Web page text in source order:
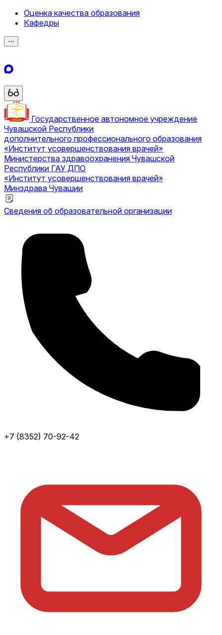
Оценка качества образования
Кафедры
⋯
Государственное автономное учреждение
Чувашской Республики
дополнительного профессионального образования
«Институт усовершенствования врачей»
Министерства здравоохранения Чувашской
Республики ГАУ ДПО
«Институт усовершенствования врачей»
Минздрава Чувашии
Сведения об образовательной организации
+7 (8352) 70-92-42